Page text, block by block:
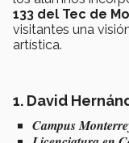
133 del Tec de
visitantes una
artística.
1. David
Campus